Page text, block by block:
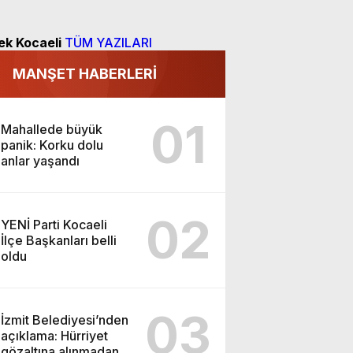
Kocaeli TÜM YAZILARI
MANŞET HABERLERİ
Mahallede büyük
panik: Korku dolu
anlar yaşandı
01
YENİ Parti Kocaeli
İlçe Başkanları belli
oldu
02
İzmit Belediyesi’nden
açıklama: Hürriyet
03